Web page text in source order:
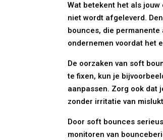
Wat betekent het als
niet wordt afgeleverd.
bounces, die
ondernemen voordat het
De oorzaken van soft
te fixen, kun je
aanpassen. Zorg ook dat
zonder irritatie van
Door soft bounces
monitoren van